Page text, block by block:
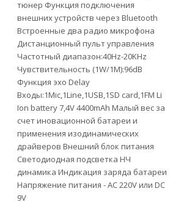
тюнер Функция подключения
внешних устройств через Bluetooth
Встроенные два радио микрофона
Дистанционный пульт управления
Частотный диапазон:40Hz-20KHz
Чувствительность (1W/1M):96dB
Функция эхо Delay
Входы:1Mic,1Line,1USB,1SD card,1FM Li
Ion battery 7,4V 4400mAh Малый вес за
счет иновационной батареи и
применения изодинамических
драйверов Внешний блок питания
Светодиодная подсветка НЧ
динамика Индикация заряда батареи
Напряжение питания - AC 220V или DC
9V